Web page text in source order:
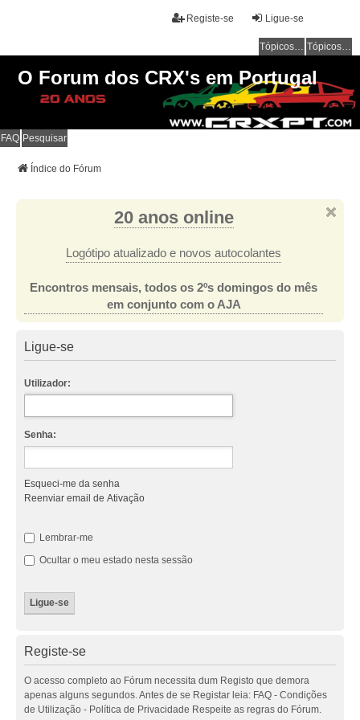
Ligue-se
Registe-se
Tópicos sem resposta Tópicos ativos
O Forum dos CRX's em Portugal
FAQ Pesquisar
Índice do Fórum
20 anos online
Logótipo atualizado e novos autocolantes
Encontros mensais, todos os 2ºs domingos do mês
em conjunto com o AJA
Ligue-se
Utilizador:
Senha:
Esqueci-me da senha
Reenviar email de Ativação
Lembrar-me
Ocultar o meu estado nesta sessão
Registe-se
O acesso completo ao Fórum necessita dum Registo que demora
apenas alguns segundos. Antes de se Registar leia: FAQ - Condições
de Utilização - Política de Privacidade Respeite as regras do Fórum.